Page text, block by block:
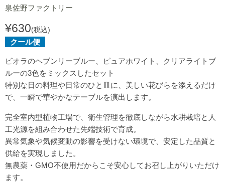
泉佐野ファクトリー
¥630(税込)
クール便
ビオラのヘブンリーブルー、ピュアホワイト、クリアライトブ
ルーの3色をミックスしたセット
特別な日の料理や日常のひと皿に、美しい花びらを添えるだけ
で、一瞬で華やかなテーブルを演出します。
完全室内型植物工場で、衛生管理を徹底しながら水耕栽培と人
工光源を組み合わせた先端技術で育成。
異常気象や気候変動の影響を受けない環境で、安定した品質と
供給を実現しました。
無農薬・GMO不使用だからこそ安心してお召し上がりいただけ
ます。